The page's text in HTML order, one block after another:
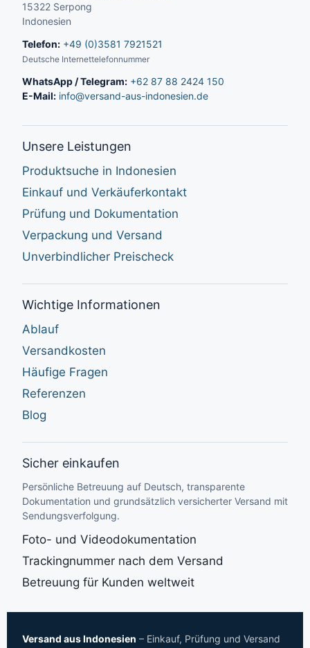
15322 Serpong
Indonesien
Telefon: +49 (0)3581 7921521
Deutsche Internettelefonnummer
WhatsApp / Telegram: +62 87 88 2424 150
E-Mail: info@versand-aus-indonesien.de
Unsere Leistungen
Produktsuche in Indonesien
Einkauf und Verkäuferkontakt
Prüfung und Dokumentation
Verpackung und Versand
Unverbindlicher Preischeck
Wichtige Informationen
Ablauf
Versandkosten
Häufige Fragen
Referenzen
Blog
Sicher einkaufen
Persönliche Betreuung auf Deutsch, transparente
Dokumentation und grundsätzlich versicherter Versand mit
Sendungsverfolgung.
Foto- und Videodokumentation
Trackingnummer nach dem Versand
Betreuung für Kunden weltweit
Versand aus Indonesien – Einkauf, Prüfung und Versand